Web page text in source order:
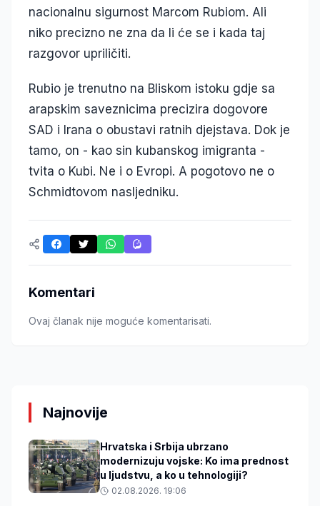
nacionalnu sigurnost Marcom Rubiom. Ali
niko precizno ne zna da li će se i kada taj
razgovor upriličiti.
Rubio je trenutno na Bliskom istoku gdje sa
arapskim saveznicima precizira dogovore
SAD i Irana o obustavi ratnih djejstava. Dok je
tamo, on - kao sin kubanskog imigranta -
tvita o Kubi. Ne i o Evropi. A pogotovo ne o
Schmidtovom nasljedniku.
Komentari
Ovaj članak nije moguće komentarisati.
Najnovije
Hrvatska i Srbija ubrzano
modernizuju vojske: Ko ima prednost
u ljudstvu, a ko u tehnologiji?
02.08.2026. 19:06